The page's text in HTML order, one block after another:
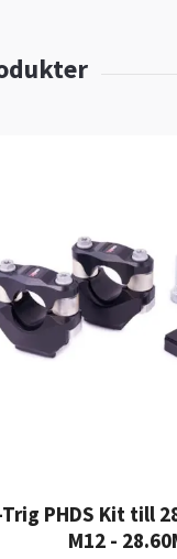
Trig PHDS Kit till
M12 -